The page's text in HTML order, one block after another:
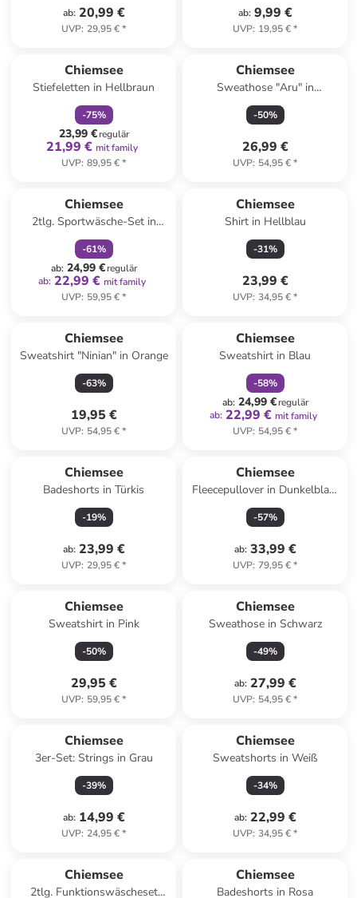
ab: 20,99 €
UVP: 29,95 €*
ab: 9,99 €
UVP: 19,95 €*
Chiemsee
Stiefeletten in Hellbraun
-75%
23,99 €regulär
21,99 € mit family
UVP: 89,95 €*
Chiemsee
Sweathose "Aru" in
Dunkelblau
-50%
26,99 €
UVP: 54,95 €*
Chiemsee
2tlg. Sportwäsche-Set in
Pink/ Orange
-61%
ab: 24,99 €regulär
ab: 22,99 € mit family
UVP: 59,95 €*
Chiemsee
Shirt in Hellblau
-31%
23,99 €
UVP: 34,95 €*
Chiemsee
Sweatshirt "Ninian" in Orange
-63%
19,95 €
UVP: 54,95 €*
Chiemsee
Sweatshirt in Blau
-58%
ab: 24,99 €regulär
ab: 22,99 € mit family
UVP: 54,95 €*
Chiemsee
Badeshorts in Türkis
-19%
ab: 23,99 €
UVP: 29,95 €*
Chiemsee
Fleecepullover in Dunkelblau/
Blau
-57%
ab: 33,99 €
UVP: 79,95 €*
Chiemsee
Sweatshirt in Pink
-50%
29,95 €
UVP: 59,95 €*
Chiemsee
Sweathose in Schwarz
-49%
ab: 27,99 €
UVP: 54,95 €*
Chiemsee
3er-Set: Strings in Grau
-39%
ab: 14,99 €
UVP: 24,95 €*
Chiemsee
Sweatshorts in Weiß
-34%
ab: 22,99 €
UVP: 34,95 €*
Chiemsee
2tlg. Funktionswäscheset
Chiemsee
Badeshorts in Rosa